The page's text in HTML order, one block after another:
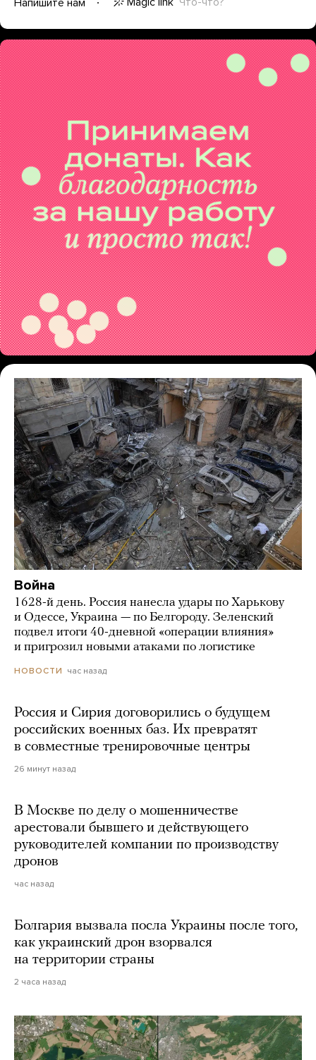
Война
1628-й день. Россия нанесла удары по Харькову
и Одессе, Украина — по Белгороду. Зеленский
подвел итоги 40-дневной «операции влияния»
и пригрозил новыми атаками по логистике
НОВОСТИ час назад
Россия и Сирия договорились о будущем
российских военных баз. Их превратят
в совместные тренировочные центры
26 минут назад
В Москве по делу о мошенничестве
арестовали бывшего и действующего
руководителей компании по производству
дронов
час назад
Болгария вызвала посла Украины после того,
как украинский дрон взорвался
на территории страны
2 часа назад